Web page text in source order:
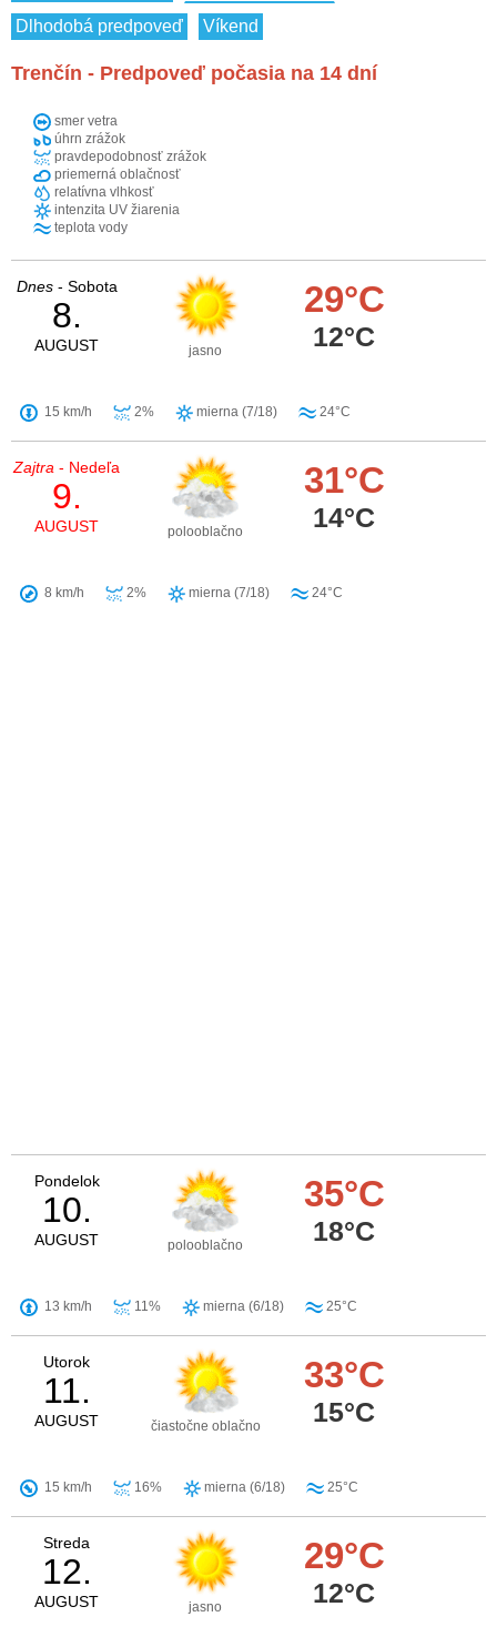
Dlhodobá predpoveď
Víkend
Trenčín - Predpoveď počasia na 14 dní
smer vetra
úhrn zrážok
pravdepodobnosť zrážok
priemerná oblačnosť
relatívna vlhkosť
intenzita UV žiarenia
teplota vody
Dnes- Sobota
8.
AUGUST jasno
29°C
12°C
15 km/h 2% mierna (7/18) 24°C
Zajtra - Nedeľa
9.
AUGUST polooblačno
31°C
14°C
8 km/h 2% mierna (7/18) 24°C
Pondelok
10.
AUGUST polooblačno
35°C
18°C
13 km/h 11% mierna (6/18) 25°C
Utorok
11.
AUGUST čiastočne oblačno
33°C
15°C
15 km/h 16% mierna (6/18) 25°C
Streda
12.
AUGUST jasno
29°C
12°C